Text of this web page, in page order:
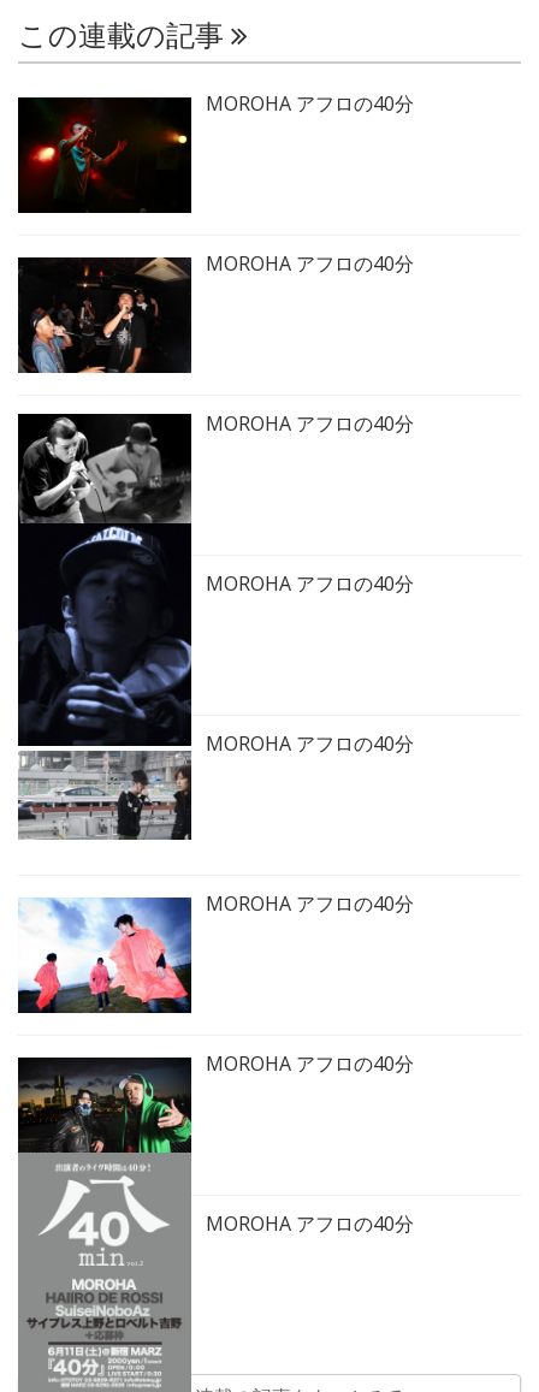
この連載の記事
MOROHA アフロの40分
MOROHA アフロの40分
MOROHA アフロの40分
MOROHA アフロの40分
MOROHA アフロの40分
MOROHA アフロの40分
MOROHA アフロの40分
MOROHA アフロの40分